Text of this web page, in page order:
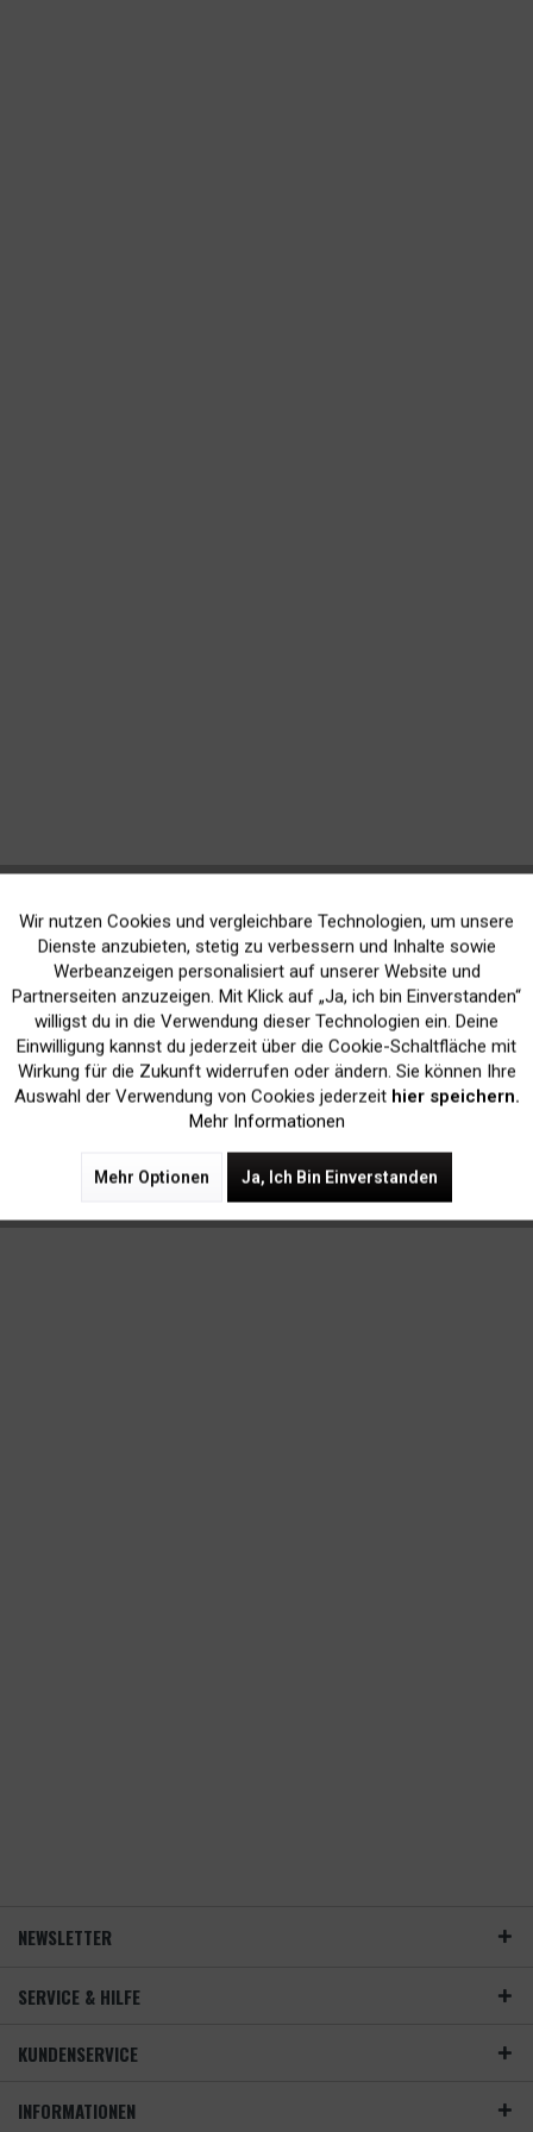
NEWSLETTER
SERVICE & HILFE
KUNDENSERVICE
INFORMATIONEN
Funktionale Aktiv
Marketing Inaktiv
Tracking Inaktiv
Wir nutzen Cookies und vergleichbare Technologien, um unsere
Dienste anzubieten, stetig zu verbessern und Inhalte sowie
Werbeanzeigen personalisiert auf unserer Website und
Partnerseiten anzuzeigen. Mit Klick auf „Ja, ich bin Einverstanden“
willigst du in die Verwendung dieser Technologien ein. Deine
Einwilligung kannst du jederzeit über die Cookie-Schaltfläche mit
Wirkung für die Zukunft widerrufen oder ändern. Sie können Ihre
Auswahl der Verwendung von Cookies jederzeit hier speichern.
Mehr Informationen
Mehr Optionen Ja, Ich Bin Einverstanden